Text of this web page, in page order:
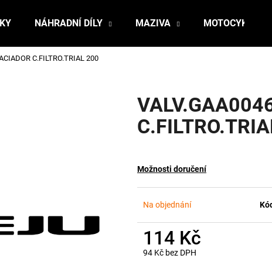
NÁHRADNÍ DÍLY MAZIVA MOTOCYKLY
C.FILTRO.TRIAL 200
Možnosti doručení
Na objednání
114 Kč
94 Kč bez DPH
Co potřebujete najít?
HLEDAT